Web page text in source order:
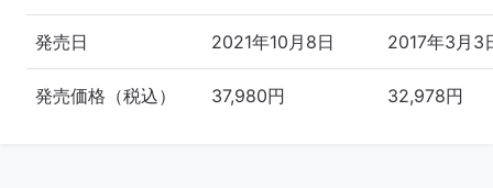
発売日 2021年10月8日 2017年3月3
発売価格（税込） 37,980円 32,978円